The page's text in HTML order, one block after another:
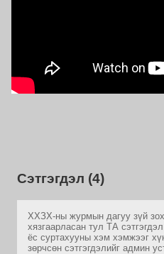
Сэтгэгдэл (4)
ХХЗХ-ны журмын дагуу зүй
хязгаарласан тул ТА
ёс суртахууны хэм хэмжээг
зөрчсөн сэтгэгдэлийг админ